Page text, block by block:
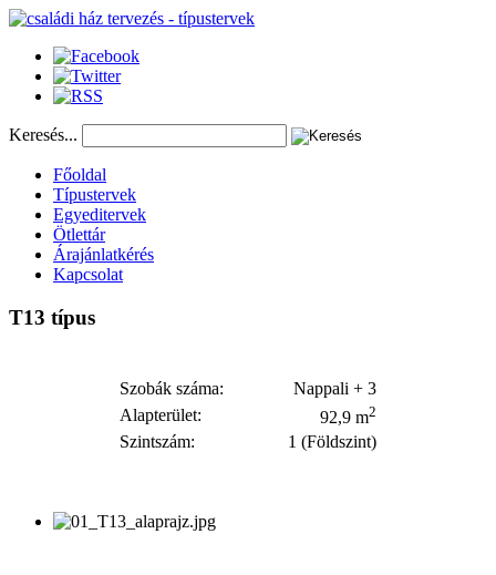
Keresés...
Főoldal
Típustervek
Egyeditervek
Ötlettár
Árajánlatkérés
Kapcsolat
T13 típus
Szobák száma:
Nappali + 3
Alapterület:
92,9 m2
Szintszám: 1 (Földszint)